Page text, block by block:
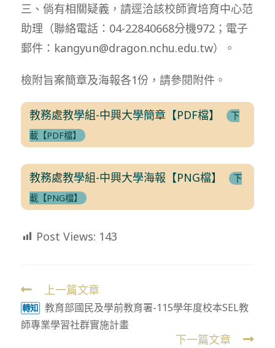
三、倘有相關疑義，請逕洽該校師資培育中心范
助理（聯絡電話：04-22840668分機972；電子
郵件：kangyun@dragon.nchu.edu.tw）。
檢附旨案簡章及海報各1份，請參閱附件。
教務處教學組-中興大學簡章【PDF檔】
下
載【PDF檔】
教務處教學組-中興大學海報【PNG檔】
下
載【PNG檔】
Post Views: 143
Read
more
articles
上一篇文章
轉知
教育部國民及學前教育署-115學年度校本SEL教
師專業學習社群實施計畫
下一篇文章